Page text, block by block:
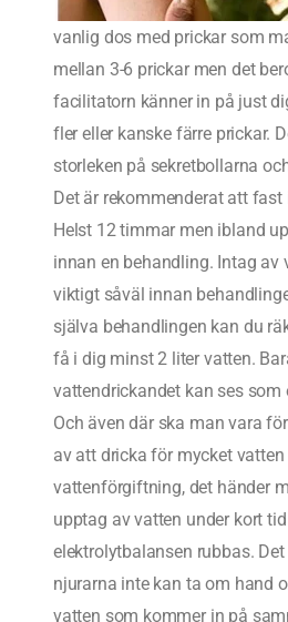
vanlig dos med prickar som
mellan 3-6 prickar men det
facilitatorn känner in på just
fler eller kanske färre prickar.
storleken på sekretbollarna
Det är rekommenderat att
Helst 12 timmar men ibland
innan en behandling. Intag av
viktigt såväl innan
själva behandlingen kan du
få i dig minst 2 liter vatten.
vattendrickandet kan ses som
Och även där ska man vara
av att dricka för mycket
vattenförgiftning, det händer
upptag av vatten under kort
elektrolytbalansen rubbas.
njurarna inte kan ta om hand
vatten som kommer in på